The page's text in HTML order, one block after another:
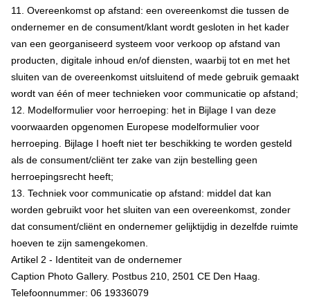
11. Overeenkomst op afstand: een overeenkomst die tussen de
ondernemer en de consument/klant wordt gesloten in het kader
van een georganiseerd systeem voor verkoop op afstand van
producten, digitale inhoud en/of diensten, waarbij tot en met het
sluiten van de overeenkomst uitsluitend of mede gebruik gemaakt
wordt van één of meer technieken voor communicatie op afstand;
12. Modelformulier voor herroeping: het in Bijlage I van deze
voorwaarden opgenomen Europese modelformulier voor
herroeping. Bijlage I hoeft niet ter beschikking te worden gesteld
als de consument/cliënt ter zake van zijn bestelling geen
herroepingsrecht heeft;
13. Techniek voor communicatie op afstand: middel dat kan
worden gebruikt voor het sluiten van een overeenkomst, zonder
dat consument/cliënt en ondernemer gelijktijdig in dezelfde ruimte
hoeven te zijn samengekomen.
Artikel 2 - Identiteit van de ondernemer
Caption Photo Gallery. Postbus 210, 2501 CE Den Haag.
Telefoonnummer: 06 19336079